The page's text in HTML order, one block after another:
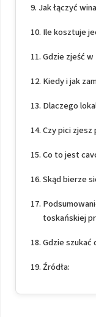
Jak łączyć
Ile kosztuje
Gdzie zjeść w
Kiedy i jak
Dlaczego
Czy pici zjesz
Co to jest
Skąd bierze
toskańskiej
Gdzie szukać
Źródła: